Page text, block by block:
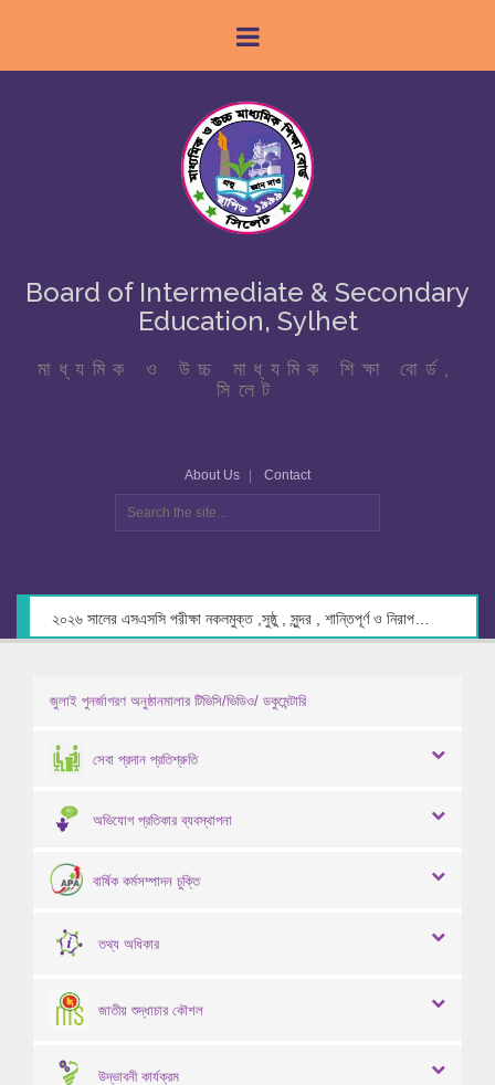
Board of Intermediate & Secondary
Education, Sylhet
মাধ্যমিক ও উচ্চ মাধ্যমিক শিক্ষা বোর্ড,
সিলেট
About Us Contact
জুলাই পুনর্জাগরণ অনুষ্ঠানমালার টিভিসি/ভিডিও/ ডকুমেন্টারি
সেবা প্রদান প্রতিশ্রুতি
অভিযোগ প্রতিকার ব্যবস্থাপনা
বার্ষিক কর্মসম্পাদন চুক্তি
তথ্য অধিকার
জাতীয় শুদ্ধাচার কৌশল
উদ্ভাবনী কার্যক্রম